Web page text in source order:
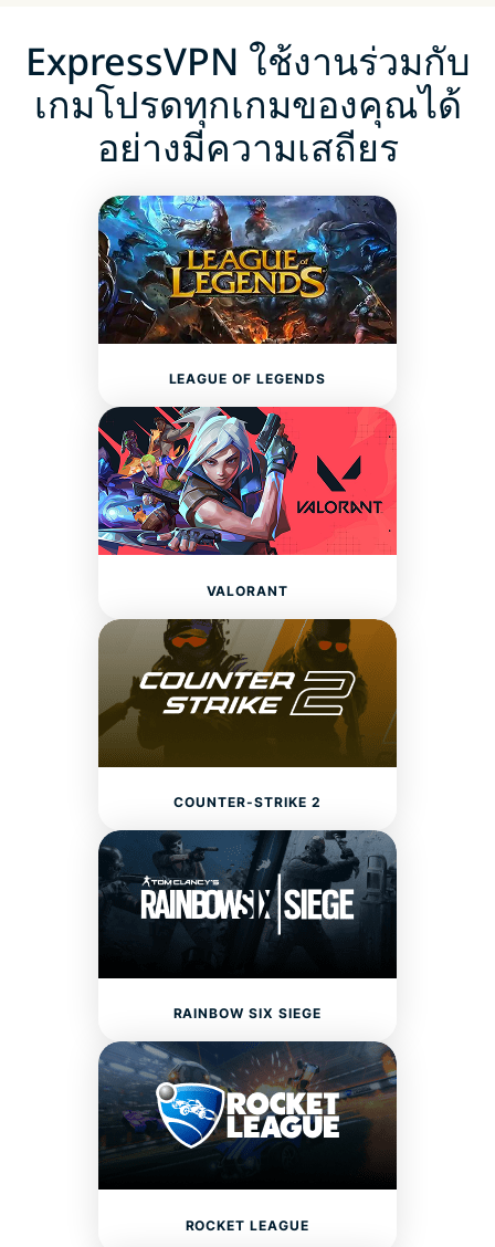
ExpressVPN ใช้งานร่วมกับ
เกมโปรดทุกเกมของคุณได้
อย่างมีความเสถียร
LEAGUE OF LEGENDS
VALORANT
COUNTER-STRIKE 2
RAINBOW SIX SIEGE
ROCKET LEAGUE